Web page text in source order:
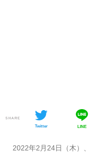
SHARE
Twitter LINE
​​2022年2月24日（木）、